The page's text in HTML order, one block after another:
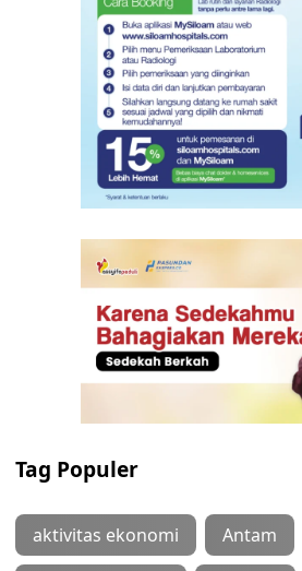
Tag Populer
aktivitas ekonomi Antam